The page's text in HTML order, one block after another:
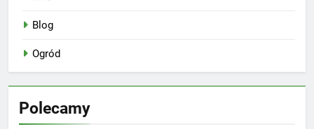
Blog
Ogród
Polecamy